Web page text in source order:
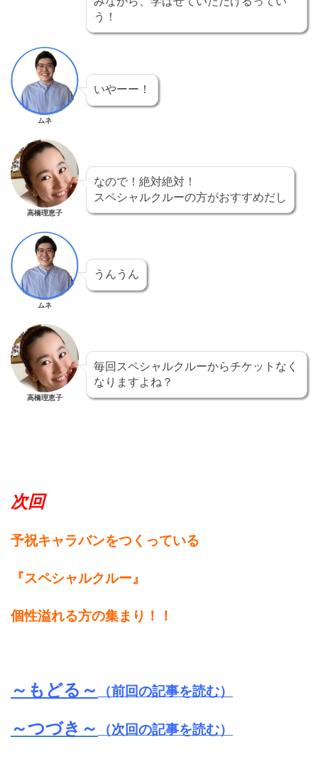
う！
ムネ
いやーー！
高橋理恵子
なので！絶対絶対！
スペシャルクルーの方がおすすめだし
ムネ
うんうん
高橋理恵子
毎回スペシャルクルーからチケットなく
なりますよね？
次回
予祝キャラバンをつくっている
『スペシャルクルー』
個性溢れる方の集まり！！
～もどる～ （前回の記事を読む）
～つづき～ （次回の記事を読む）